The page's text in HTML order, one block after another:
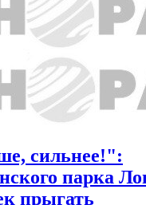
сильнее!":
парка
прыгать